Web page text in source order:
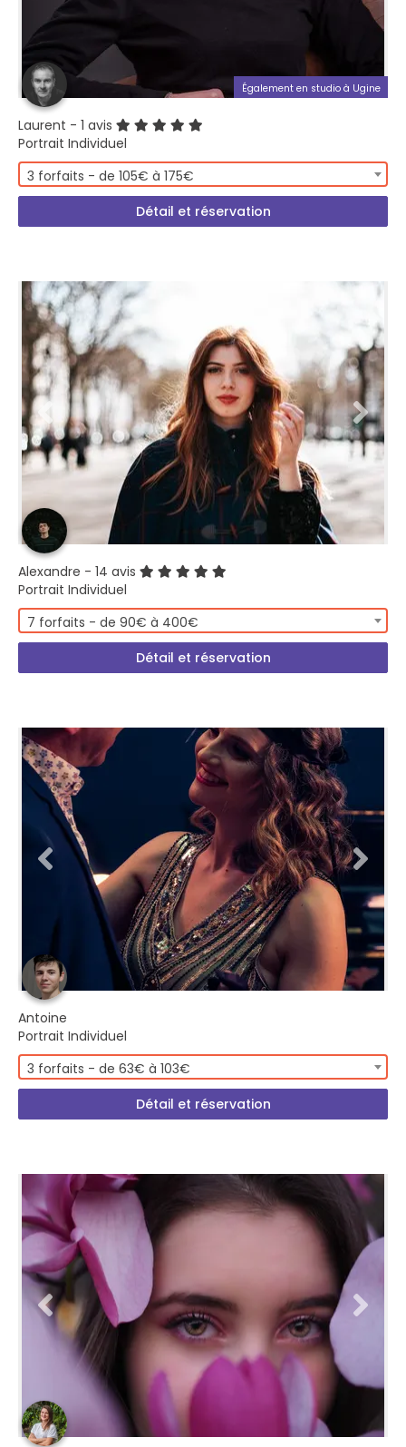
Également en studio à Ugine
Laurent - 1 avis
Portrait Individuel
3 forfaits - de 105€ à 175€
Détail et réservation
Alexandre - 14 avis
Portrait Individuel
7 forfaits - de 90€ à 400€
Détail et réservation
Antoine
Portrait Individuel
3 forfaits - de 63€ à 103€
Détail et réservation